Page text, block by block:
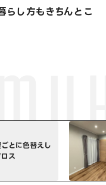
らし方も きちんとこ
特
ネー